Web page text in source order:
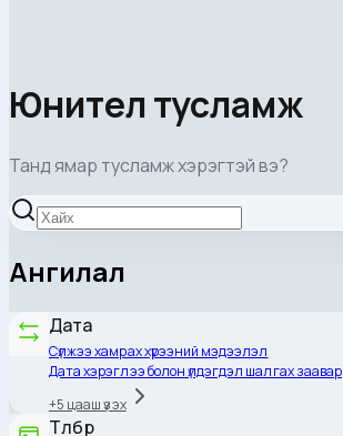
Юнител тусламж
Танд ямар тусламж хэрэгтэй вэ?
Ангилал
Дата
Сүлжээ хамрах хүрээний мэдээлэл
Дата хэрэглээ болон үлдэгдэл шалгах заавар
+5 цааш үзэх
Төлбөр